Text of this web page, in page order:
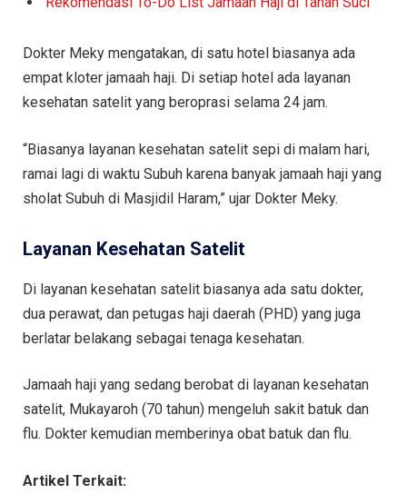
Dokter Meky mengatakan, di satu hotel biasanya ada
empat kloter jamaah haji. Di setiap hotel ada layanan
kesehatan satelit yang beroprasi selama 24 jam.
“Biasanya layanan kesehatan satelit sepi di malam hari,
ramai lagi di waktu Subuh karena banyak jamaah haji yang
sholat Subuh di Masjidil Haram,” ujar Dokter Meky.
Layanan Kesehatan Satelit
Di layanan kesehatan satelit biasanya ada satu dokter,
dua perawat, dan petugas haji daerah (PHD) yang juga
berlatar belakang sebagai tenaga kesehatan.
Jamaah haji yang sedang berobat di layanan kesehatan
satelit, Mukayaroh (70 tahun) mengeluh sakit batuk dan
flu. Dokter kemudian memberinya obat batuk dan flu.
Artikel Terkait: